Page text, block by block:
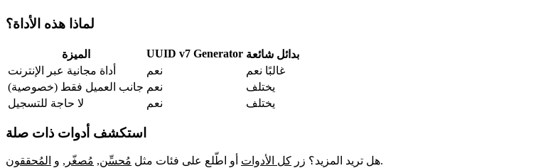
لماذا هذه الأداة؟
الميزة UUID v7 Generator بدائل شائعة
أداة مجانية عبر الإنترنت
نعم
غالبًا نعم
جانب العميل فقط (خصوصية) نعم
يختلف
لا حاجة للتسجيل
نعم يختلف
استكشف أدوات ذات صلة
هل تريد المزيد؟ زر كل الأدوات أو اطّلع على فئات مثل مُحسِّن, مُصغّر , و المُحققون .